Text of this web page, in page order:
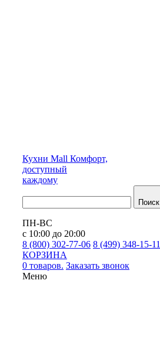
Кухни Mall Комфорт,
доступный
каждому
Поиск
ПН-ВС
с 10:00 до 20:00
8 (800) 302-77-06 8 (499) 348-15-11
КОРЗИНА
0 товаров. Заказать звонок
Меню